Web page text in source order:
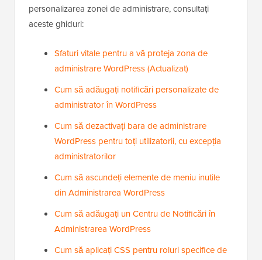
personalizarea zonei de administrare, consultați
aceste ghiduri:
Sfaturi vitale pentru a vă proteja zona de
administrare WordPress (Actualizat)
Cum să adăugați notificări personalizate de
administrator în WordPress
Cum să dezactivați bara de administrare
WordPress pentru toți utilizatorii, cu excepția
administratorilor
Cum să ascundeți elemente de meniu inutile
din Administrarea WordPress
Cum să adăugați un Centru de Notificări în
Administrarea WordPress
Cum să aplicați CSS pentru roluri specifice de